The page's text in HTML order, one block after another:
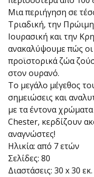
Μια περιήγηση σε
Τριαδική, την
Ιουρασική και την
ανακαλύψουμε πώς οι
προϊστορικά ζώα
στον ουρανό.
Το μεγάλο μέγεθος
σημειώσεις και
με τα έντονα
Chester, κερδίζουν
αναγνώστες!
Ηλικία: από 7 ετών
Σελίδες: 80
Διαστάσεις: 30 x 30 εκ.